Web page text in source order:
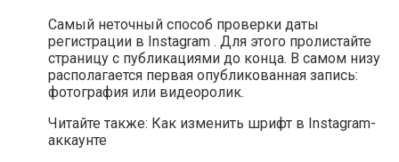
Самый неточный способ проверки даты
регистрации в Instagram . Для этого пролистайте
страницу с публикациями до конца. В самом низу
располагается первая опубликованная запись:
фотография или видеоролик.
Читайте также: Как изменить шрифт в Instagram-
аккаунте